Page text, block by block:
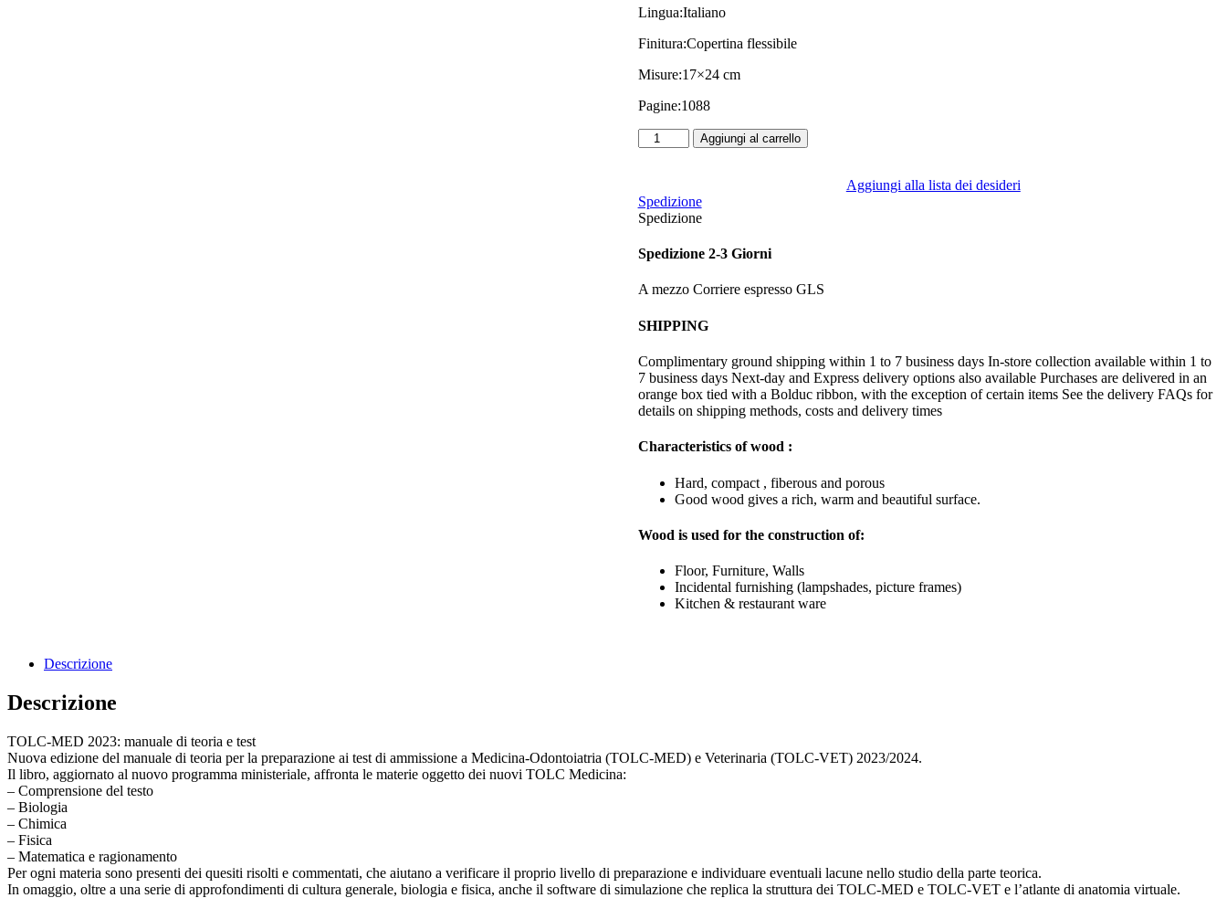
Lingua:Italiano
Finitura:Copertina flessibile
Misure:17×24 cm
Pagine:1088
Teoria
e
Medicina
,
,
-
teoria
TOLC
-
MED
e
-
Nozioni
ed
commentati
preparazione
2024
Aggiungi al carrello
Aggiungi alla lista dei desideri
Spedizione
Spedizione
Spedizione 2-3 Giorni
A mezzo Corriere espresso GLS
SHIPPING
Complimentary ground shipping within 1 to 7 business days In-store collection available within 1 to
7 business days Next-day and Express delivery options also available Purchases are delivered in an
orange box tied with a Bolduc ribbon, with the exception of certain items See the delivery FAQs for
details on shipping methods, costs and delivery times
Characteristics of wood :
Hard, compact , fiberous and porous
Good wood gives a rich, warm and beautiful surface.
Wood is used for the construction of:
Floor, Furniture, Walls
Incidental furnishing (lampshades, picture frames)
Kitchen & restaurant ware
Descrizione
Descrizione
TOLC-MED 2023: manuale di teoria e test
Nuova edizione del manuale di teoria per la preparazione ai test di ammissione a Medicina-Odontoiatria (TOLC-MED) e Veterinaria (TOLC-VET) 2023/2024.
Il libro, aggiornato al nuovo programma ministeriale, affronta le materie oggetto dei nuovi TOLC Medicina:
– Comprensione del testo
– Biologia
– Chimica
– Fisica
– Matematica e ragionamento
Per ogni materia sono presenti dei quesiti risolti e commentati, che aiutano a verificare il proprio livello di preparazione e individuare eventuali lacune nello studio della parte teorica.
In omaggio, oltre a una serie di approfondimenti di cultura generale, biologia e fisica, anche il software di simulazione che replica la struttura dei TOLC-MED e TOLC-VET e l’atlante di anatomia virtuale.